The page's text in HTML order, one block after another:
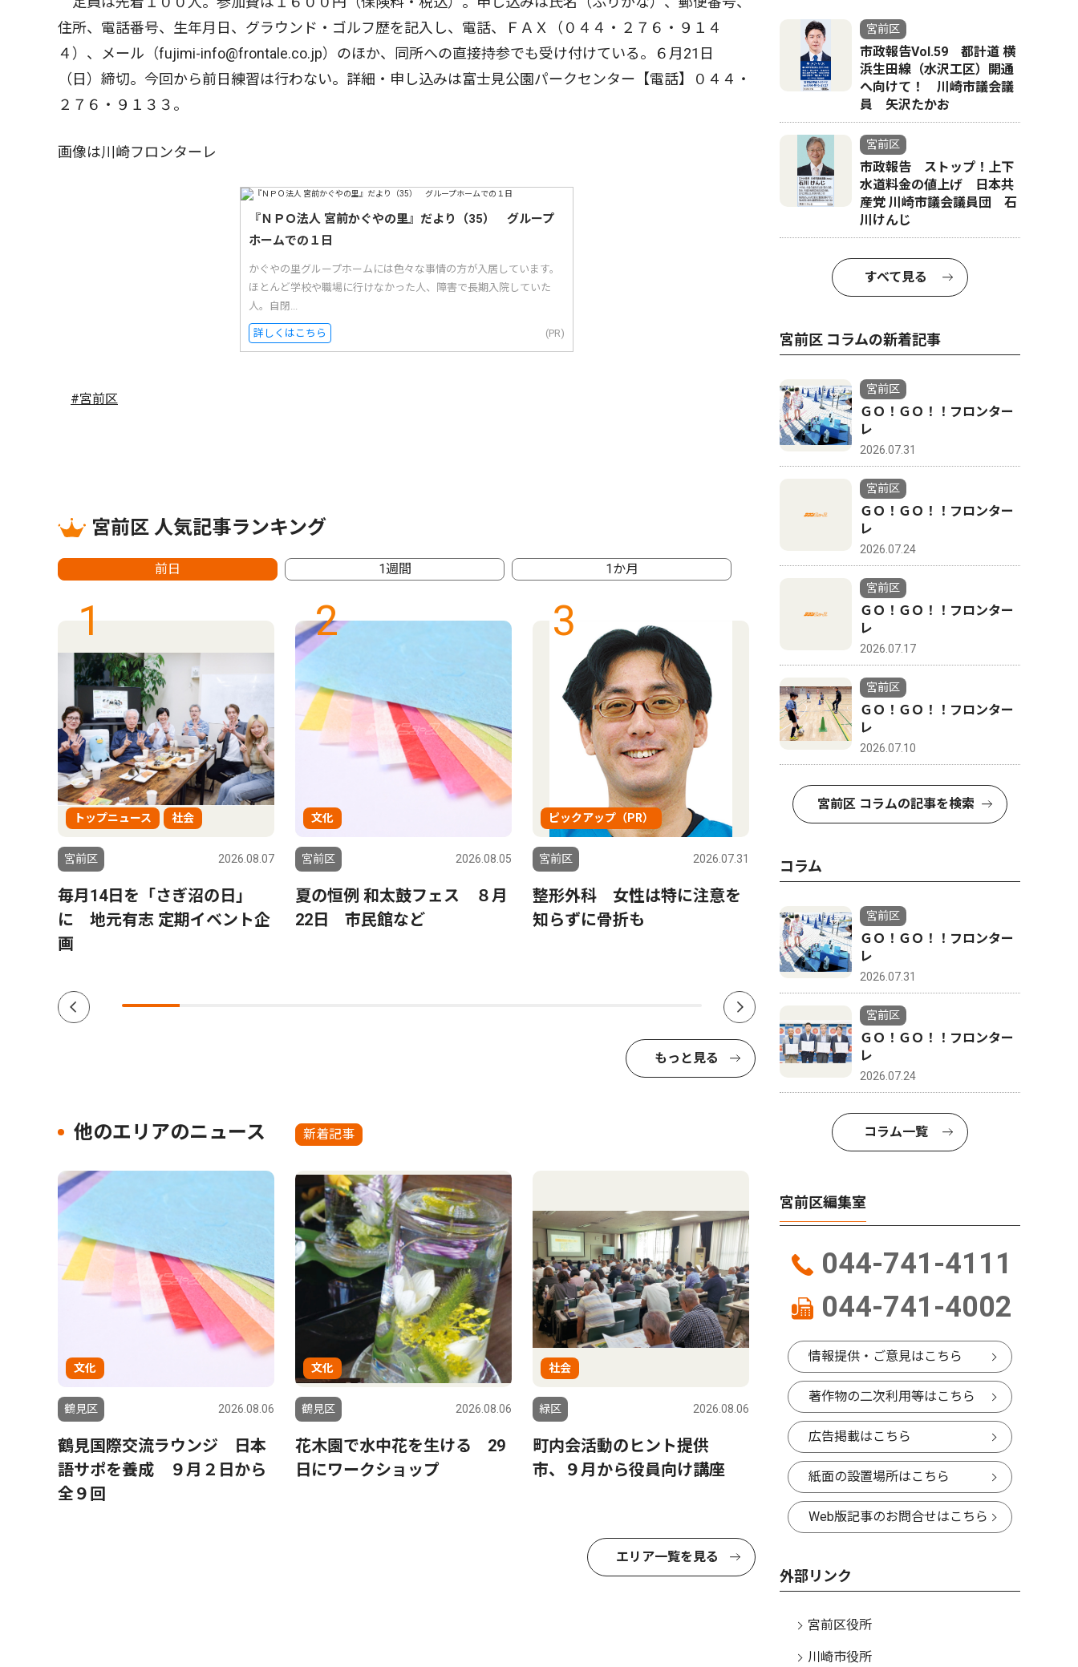
住所、電話番号、生年月日、グラウンド・ゴルフ歴を記入し、電話、ＦＡＸ（０４４・２７６・９１４
４）、メール（fujimi-info@frontale.co.jp）のほか、同所への直接持参でも受け付けている。６月21日
（日）締切。今回から前日練習は行わない。詳細・申し込みは富士見公園パークセンター【電話】０４４・
２７６・９１３３。
画像は川崎フロンターレ
『ＮＰＯ法人 宮前かぐやの里』だより（35） グループ
ホームでの１日
かぐやの里グループホームには色々な事情の方が入居しています。
ほとんど学校や職場に行けなかった人、障害で長期入院していた
人。自閉...
詳しくはこちら (PR)
#宮前区
宮前区 人気記事ランキング
前日 1週間 1か月
1
トップニュース 社会
宮前区 2026.08.07
毎月14日を「さぎ沼の日」
に 地元有志 定期イベント企
画
2
文化
宮前区 2026.08.05
夏の恒例 和太鼓フェス ８月
22日 市民館など
3
ピックアップ（PR）
宮前区 2026.07.31
整形外科 女性は特に注意を
知らずに骨折も
4
社会
宮前区
声 父の会主催でキャンプ
もっと見る
他のエリアのニュース 新着記事
文化
鶴見区 2026.08.06
鶴見国際交流ラウンジ 日本
語サポを養成 ９月２日から
全９回
文化
鶴見区 2026.08.06
花木園で水中花を生ける 29
日にワークショップ
社会
緑区 2026.08.06
町内会活動のヒント提供
市、９月から役員向け講座
エリア一覧を見る
宮前区
市政報告Vol.59 都計道 横
浜生田線（水沢工区）開通
へ向けて！ 川崎市議会議
員 矢沢たかお
宮前区
市政報告 ストップ！上下
水道料金の値上げ 日本共
産党 川崎市議会議員団 石
川けんじ
すべて見る
宮前区 コラムの新着記事
宮前区
ＧＯ！ＧＯ！！フロンター
レ
2026.07.31
宮前区
ＧＯ！ＧＯ！！フロンター
レ
2026.07.24
宮前区
ＧＯ！ＧＯ！！フロンター
レ
2026.07.17
宮前区
ＧＯ！ＧＯ！！フロンター
レ
2026.07.10
宮前区 コラムの記事を検索
コラム
宮前区
ＧＯ！ＧＯ！！フロンター
レ
2026.07.31
宮前区
ＧＯ！ＧＯ！！フロンター
レ
2026.07.24
コラム一覧
宮前区編集室
044-741-4111
044-741-4002
情報提供・ご意見はこちら
著作物の二次利用等はこちら
広告掲載はこちら
紙面の設置場所はこちら
Web版記事のお問合せはこちら
外部リンク
宮前区役所
川崎市役所